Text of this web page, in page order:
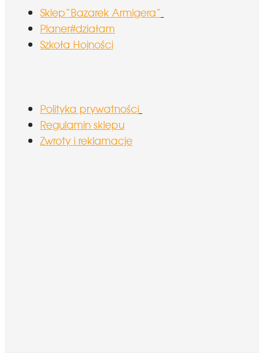
Sklep“Bazarek Armigera”
Planer#działam
Szkoła Hojności
Polityka prywatności
Regulamin sklepu
Zwroty i reklamacje